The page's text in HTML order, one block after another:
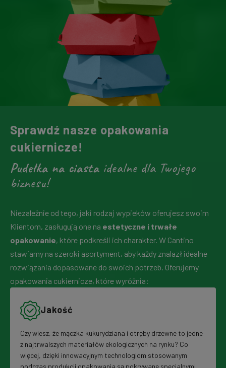
Sprawdź nasze opakowania
cukiernicze!
Pudełka na ciasta idealne dla Twojego
biznesu!
Niezależnie od tego, jaki rodzaj wypieków oferujesz swoim
Klientom, zasługują one na estetyczne i trwałe
opakowanie, które podkreśli ich charakter. W Cantino
stawiamy na szeroki asortyment, aby każdy znalazł idealne
rozwiązania dopasowane do swoich potrzeb. Oferujemy
opakowania cukiernicze, które wyróżnia:
Jakość
Czy wiesz, że mączka kukurydziana i otręby drzewne to jedne
z najtrwalszych materiałów ekologicznych na rynku? Co
więcej, dzięki innowacyjnym technologiom stosowanym